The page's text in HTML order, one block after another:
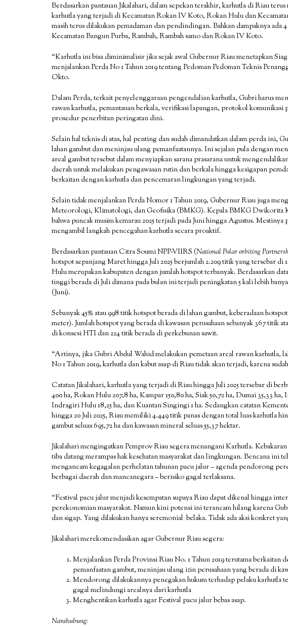
Berdasarkan pantauan Jikalahari, dalam sepekan terakhir, karhutla di Riau
karhutla yang terjadi di Kecamatan Rokan IV Koto, Rokan Hulu dan
masih terus dilakukan pemadaman dan pendindingan. Bahkan dampaknya ada
Kecamatan Bangun Purba, Rambah, Rambah samo dan Rokan IV Koto.
“Karhutla ini bisa diminimalisir jika sejak awal Gubernur Riau menetapkan
menjalankan Perda No 1 Tahun 2019 tentang Pedoman Pedoman Teknis
Okto.
Dalam Perda, terkait penyelenggaraan pengendalian karhutla, Gubri harus
rawan karhutla, pemantauan berkala, verifikasi lapangan, protokol
prosedur penerbitan peringatan dini.
Selain hal teknis di atas, hal penting dan sudah dimandatkan dalam perda ini,
lahan gambut dan meninjau ulang pemanfaatannya. Ini sejalan pula dengan
areal gambut tersebut dalam menyiapkan sarana prasarana untuk
daerah untuk melakukan pengawasan rutin dan berkala hingga kesigapan
berkaitan dengan karhutla dan pencemaran lingkungan yang terjadi.
Selain tidak menjalankan Perda Nomor 1 Tahun 2019, Gubernur Riau juga
Meteorologi, Klimatologi, dan Geofisika (BMKG). Kepala BMKG Dwikorita
bahwa puncak musim kemarau 2025 terjadi pada Juni hingga Agustus.
mengambil langkah pencegahan karhutla secara proaktif.
Berdasarkan pantauan Citra Soumi NPP-VIIRS (National Polar orbiting
hotspot sepanjang Maret hingga Juli 2025 berjumlah 2.209 titik yang tersebar
Hulu merupakan kabupaten dengan jumlah hotspot terbanyak. Berdasarkan
tinggi berada di Juli dimana pada bulan ini terjadi peningkatan 5 kali lebih
(Juni).
Sebanyak 45% atau 998 titik hotspot berada di lahan gambut, keberadaan
meter). Jumlah hotspot yang berada di kawasan perusahaan sebanyak 367 titik
di konsesi HTI dan 224 titik berada di perkebunan sawit.
“Artinya, jika Gubri Abdul Wahid melakukan pemetaan areal rawan karhutla,
No 1 Tahun 2019, karhutla dan kabut asap di Riau tidak akan terjadi, karena
Catatan Jikalahari, karhutla yang terjadi di Riau hingga Juli 2025 tersebar di
400 ha, Rokan Hulu 207,8 ha, Kampar 150,80 ha, Siak 50,72 ha, Dumai 35,33
Indragiri Hulu 18,25 ha, dan Kuantan Singingi 1 ha. Sedangkan catatan
hingga 20 Juli 2025, Riau memiliki 4.449 titik panas dengan total luas karhutla
gambut seluas 695,72 ha dan kawasan mineral seluas 55,37 hektar.
Jikalahari mengingatkan Pemprov Riau segera menangani Karhutla.
tiba datang merampas hak kesehatan masyarakat dan lingkungan. Bencana ini
mengancam kegagalan perhelatan tahunan pacu jalur – agenda pendorong
berbagai daerah dan mancanegara – berisiko gagal terlaksana.
“Festival pacu jalur menjadi kesempatan supaya Riau dapat dikenal hingga
perekonomian masyarakat. Namun kini potensi ini terancam hilang karena
dan sigap. Yang dilakukan hanya seremonial belaka. Tidak ada aksi konkret
Jikalahari merekomendasikan agar Gubernur Riau segera:
Menjalankan Perda Provinsi Riau No. 1 Tahun 2019 terutama berkaitan
pemanfaatan gambut, meninjau ulang izin perusahaan yang berada di
Mendorong dilakukannya penegakan hukum terhadap pelaku karhutla
gagal melindungi arealnya dari karhutla
Menghentikan karhutla agar Festival pacu jalur bebas asap.
Narahubung: